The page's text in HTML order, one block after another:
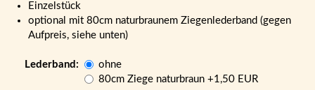
Einzelstück
optional mit 80cm naturbraunem Ziegenlederband (gegen
Aufpreis, siehe unten)
Lederband:
ohne
80cm Ziege naturbraun +1,50 EUR